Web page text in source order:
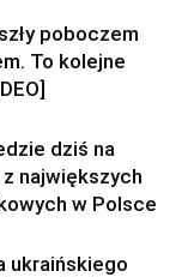
poboczem
To kolejne
dziś na
największych
w Polsce
ukraińskiego